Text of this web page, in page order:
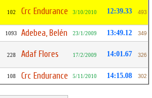
102 Crc Endurance 3/10/2010 12:39.33 493
1093 Adebea, Belén 23/1/2009 13:49.12 349
228 Adaf Flores 17/2/2009 14:01.67 326
108 Crc Endurance 5/11/2010 14:15.08 302